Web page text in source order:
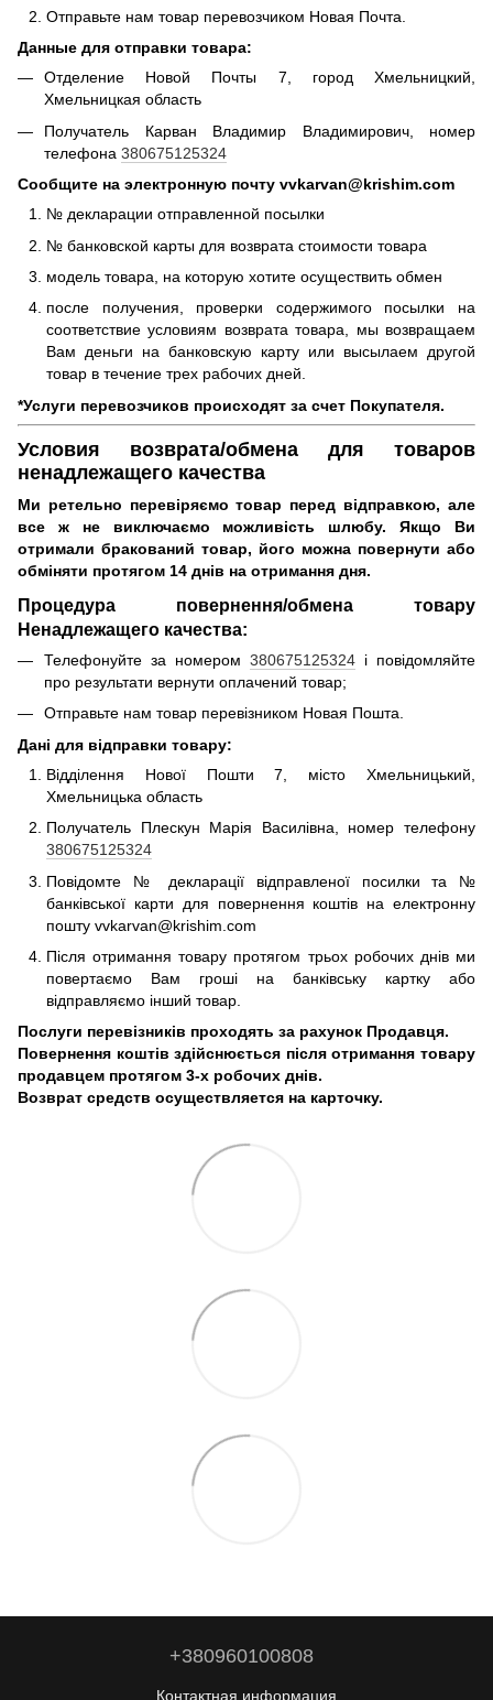
Отправьте нам товар перевозчиком Новая Почта.
Данные для отправки товара:
Отделение Новой Почты 7, город Хмельницкий,
Хмельницкая область
Получатель Карван Владимир Владимирович, номер
телефона 380675125324
Сообщите на электронную почту vvkarvan@krishim.com
№ декларации отправленной посылки
№ банковской карты для возврата стоимости товара
модель товара, на которую хотите осуществить обмен
после получения, проверки содержимого посылки на
соответствие условиям возврата товара, мы возвращаем
Вам деньги на банковскую карту или высылаем другой
товар в течение трех рабочих дней.
*Услуги перевозчиков происходят за счет Покупателя.
Условия возврата/обмена для товаров
ненадлежащего качества
Ми ретельно перевіряємо товар перед відправкою, але
все ж не виключаємо можливість шлюбу.Якщо Ви
отримали бракований товар, його можна повернути або
обміняти протягом 14 днів на отримання дня.
Процедура повернення/обмена товару
Ненадлежащего качества:
Телефонуйте за номером 380675125324 і повідомляйте
про результати вернути оплачений товар;
Отправьте нам товар перевізником Новая Пошта.
Дані для відправки товару:
Відділення Нової Пошти 7, місто Хмельницький,
Хмельницька область
Получатель Плескун Марія Василівна, номер телефону
380675125324
Повідомте № декларації відправленої посилки та №
банківської карти для повернення коштів на електронну
пошту vvkarvan@krishim.com
Після отримання товару протягом трьох робочих днів ми
повертаємо Вам гроші на банківську картку або
відправляємо інший товар.
Послуги перевізників проходять за рахунок Продавця.
Повернення коштів здійснюється після отримання товару
продавцем протягом 3-х робочих днів.
Возврат средств осуществляется на карточку.
+380960100808
Контактная информация